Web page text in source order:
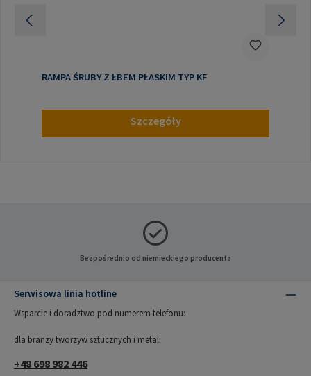
RAMPA ŚRUBY Z ŁBEM PŁASKIM TYP KF
Szczegóły
Bezpośrednio od niemieckiego producenta
Serwisowa linia hotline
Wsparcie i doradztwo pod numerem telefonu:
dla branży tworzyw sztucznych i metali
+48 698 982 446